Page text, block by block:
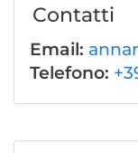
Contatti
Email:
Telefono: